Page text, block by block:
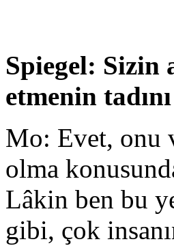
Spiegel: Sizin
etmenin
Mo: Evet, onu
olma
Lâkin ben bu
gibi, çok